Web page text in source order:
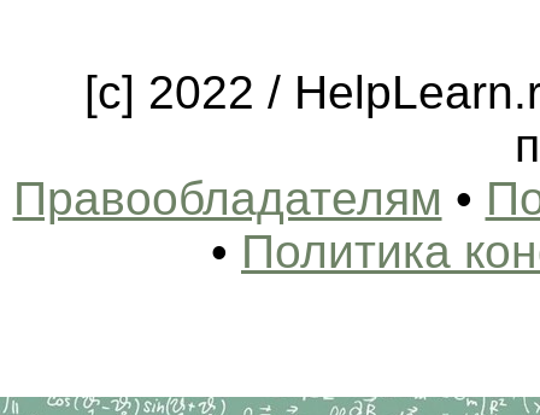
[c] 2022 /
Правообладателям •
• Политика